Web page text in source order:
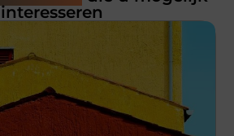
interesseren